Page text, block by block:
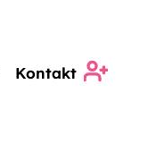
Kontakt